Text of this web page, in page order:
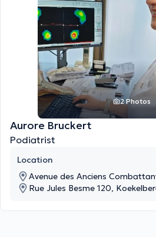
2 Photos
Aurore Bruckert
Podiatrist
Location
Avenue des Anciens
Rue Jules Besme 120,